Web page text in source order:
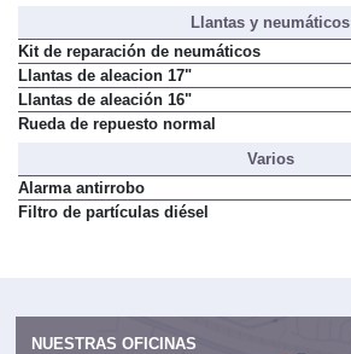
Llantas y neumáticos
Kit de reparación de neumáticos
Llantas de aleacion 17"
Llantas de aleación 16"
Rueda de repuesto normal
Varios
Alarma antirrobo
Filtro de partículas diésel
NUESTRAS OFICINAS